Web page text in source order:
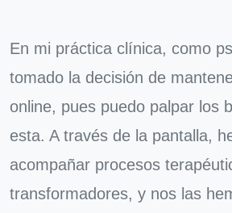
En mi práctica clínica, como
tomado la decisión de
online, pues puedo palpar los
esta. A través de la pantalla,
acompañar procesos
transformadores, y nos las